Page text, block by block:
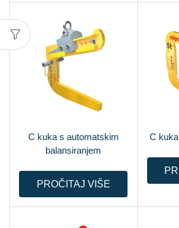
C kuka s automatskim
balansiranjem
PROČITAJ VIŠE
C